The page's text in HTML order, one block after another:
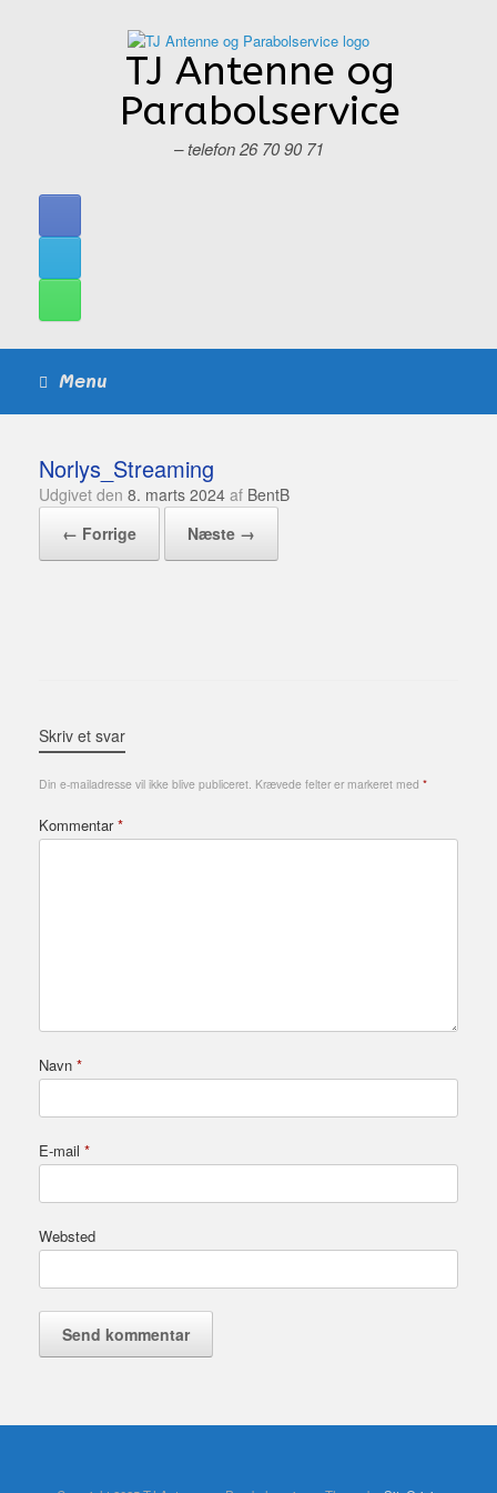
TJ Antenne og
Parabolservice
– telefon 26 70 90 71
Menu
Norlys_Streaming
Udgivet den 8. marts 2024 af BentB
← Forrige
Næste →
Skriv et svar
Din e-mailadresse vil ikke blive publiceret. Krævede felter er markeret med *
Kommentar*
Navn *
E-mail *
Websted